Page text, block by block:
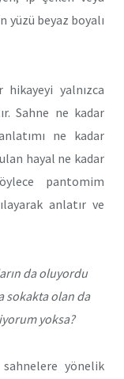
yüzü beyaz boyalı
yalnızca
Sahne ne kadar
ne kadar
hayal ne kadar
pantomim
anlatır ve
da oluyordu
sokakta olan da
yoksa?
sahnelere yönelik